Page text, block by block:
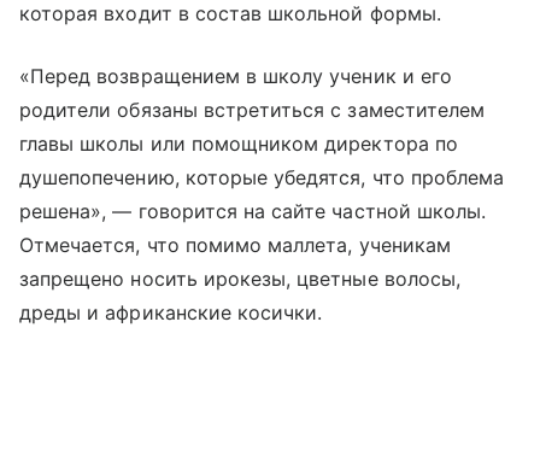
которая входит в состав школьной формы.
«Перед возвращением в школу ученик и его
родители обязаны встретиться с заместителем
главы школы или помощником директора по
душепопечению, которые убедятся, что проблема
решена», — говорится на сайте частной школы.
Отмечается, что помимо маллета, ученикам
запрещено носить ирокезы, цветные волосы,
дреды и африканские косички.